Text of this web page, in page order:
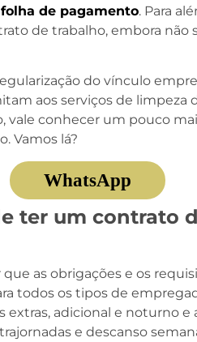
folha de pagamento. Para
de trabalho, embora não
do vínculo
aos serviços de limpeza
vale conhecer um pouco
Vamos lá?
WhatsApp
ter um contrato
as obrigações e os
todos os tipos de
adicional e noturno e
e descanso